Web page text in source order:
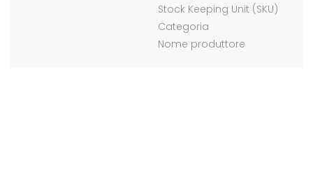
Stock Keeping Unit (SKU)
Categoria
Nome produttore